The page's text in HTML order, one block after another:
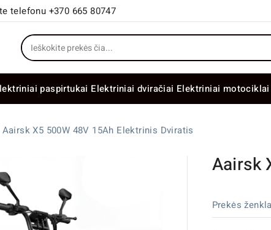
telefonu +370 665 80747
paspirtukai Elektriniai dviračiai Elektriniai
Aairsk X5 500W 48V 15Ah Elektrinis Dviratis
Aairsk
Prekės